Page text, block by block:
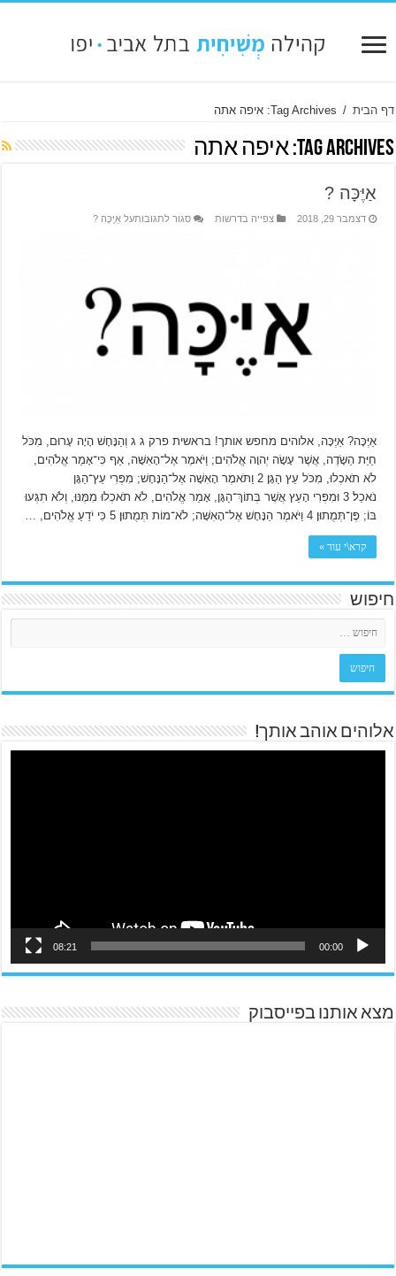
דף הבית / Tag Archives: איפה אתה
Tag Archives: איפה אתה
אַיֶּכָּה ?
דצמבר 29, 2018 צפייה בדרשות סגור לתגובותעל אַיֶּכָּה ?
אַיֶּכָּה? אַיֶּכָּה, אלוהים מחפש אותך! בראשית פרק ג ג וְהַנָּחָשׁ הָיָה עָרוּם, מִכֹּל
חַיַּת הַשָּׂדֶה, אֲשֶׁר עָשָׂה יְהוָה אֱלֹהִים; וַיֹּאמֶר אֶל־הָאִשָּׁה, אַף כִּי־אָמַר אֱלֹהִים,
לֹא תֹאכְלוּ, מִכֹּל עֵץ הַגָּן׃ 2 וַתֹּאמֶר הָאִשָּׁה אֶל־הַנָּחָשׁ; מִפְּרִי עֵץ־הַגָּן
נֹאכֵל׃ 3 וּמִפְּרִי הָעֵץ אֲשֶׁר בְּתוֹךְ־הַגָּן, אָמַר אֱלֹהִים, לֹא תֹאכְלוּ מִמֶּנּוּ, וְלֹא תִגְּעוּ
בּוֹ; פֶּן־תְּמֻתוּן׃ 4 וַיֹּאמֶר הַנָּחָשׁ אֶל־הָאִשָּׁה; לֹא־מוֹת תְּמֻתוּן׃ 5 כִּי יֹדֵעַ אֱלֹהִים, …
קרא\י עוד »
חיפוש
אלוהים אוהב אותך!
00:00
08:21
מצא אותנו בפייסבוק